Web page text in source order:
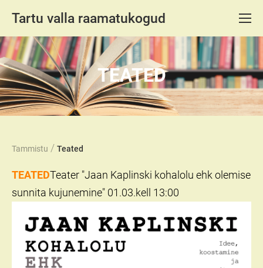
Tartu valla raamatukogud
TEATED
Tammistu / Teated
TEATEDTeater "Jaan Kaplinski kohalolu ehk olemise
sunnita kujunemine" 01.03.kell 13:00